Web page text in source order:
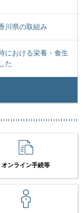
川県の取組み
における栄養・食生
た
オンライン手続等